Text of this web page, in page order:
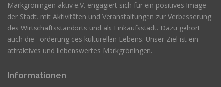
Markgröningen aktiv e.V. engagiert sich für ein positives Image
der Stadt, mit Aktivitäten und Veranstaltungen zur Verbesserung
des Wirtschaftsstandorts und als Einkaufsstadt. Dazu gehört
auch die Förderung des kulturellen Lebens. Unser Ziel ist ein
attraktives und liebenswertes Markgröningen.
Informationen